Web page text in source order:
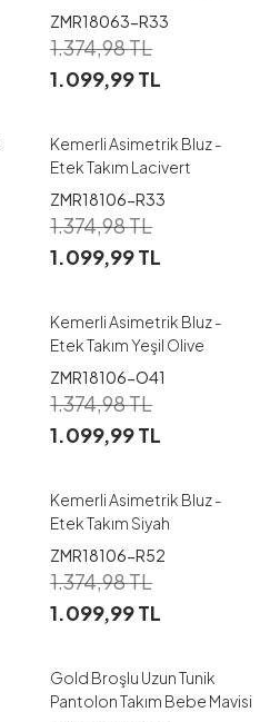
ZMR18063-R33
1.374,98TL
1.099,99TL
1 3
Kemerli Asimetrik Bluz -
Etek Takım Lacivert
ZMR18106-R33
1.374,98TL
1.099,99TL
2
Kemerli Asimetrik Bluz -
Etek Takım Yeşil Olive
ZMR18106-O41
1.374,98TL
1.099,99TL
1 3
Kemerli Asimetrik Bluz -
Etek Takım Siyah
ZMR18106-R52
1.374,98TL
1.099,99TL
S-M
Gold Broşlu Uzun Tunik
Pantolon Takım Bebe Mavisi